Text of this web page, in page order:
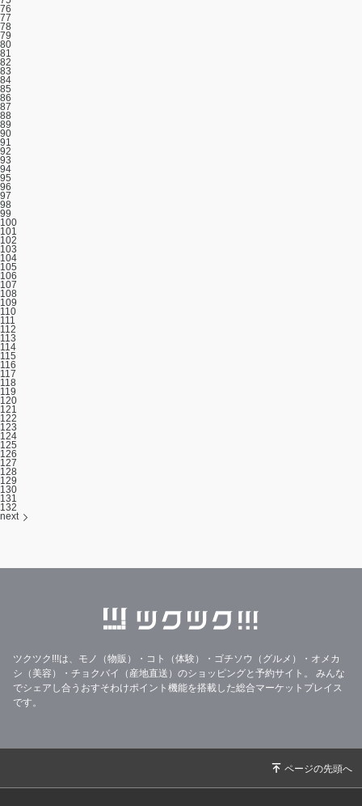
76
77
78
79
80
81
82
83
84
85
86
87
88
89
90
91
92
93
94
95
96
97
98
99
100
101
102
103
104
105
106
107
108
109
110
111
112
113
114
115
116
117
118
119
120
121
122
123
124
125
126
127
128
129
130
131
132
next
ツクツク!!!は、モノ（物販）・コト（体験）・ゴチソウ（グルメ）・オメカ
シ（美容）・チョクバイ（産地直送）のショッピングと予約サイト。
みんな
でシェアし合うおすそわけポイント機能を搭載した総合マーケットプレイス
です。